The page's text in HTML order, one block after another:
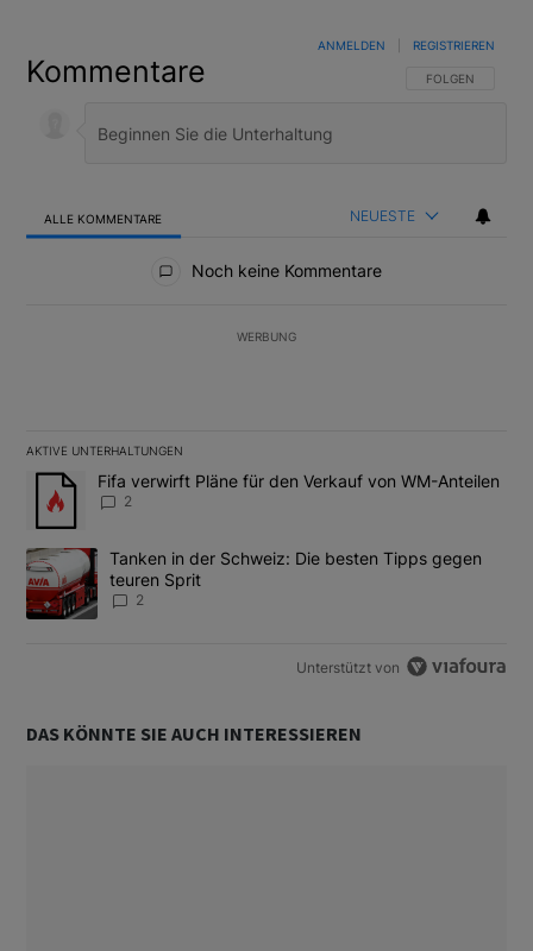
Kommentare FOLGE DIESER
FOLGEN
ANMELDEN REGISTRIEREN
ALLE KOMMENTARE NEUESTE
Noch keine Kommentare
WERBUNG
AKTIVE UNTERHALTUNGEN
Das Folgende ist eine Liste der am meisten kommentierten
Ein Trendartikel mit dem Titel "Fifa verwirft Pläne für den
Fifa verwirft Pläne für den Verkauf von WM-Anteilen
2
Ein Trendartikel mit dem Titel "Tanken in der Schweiz: Die
Tanken in der Schweiz: Die besten Tipps gegen
teuren Sprit
2
Unterstützt von
DAS KÖNNTE SIE AUCH INTERESSIEREN